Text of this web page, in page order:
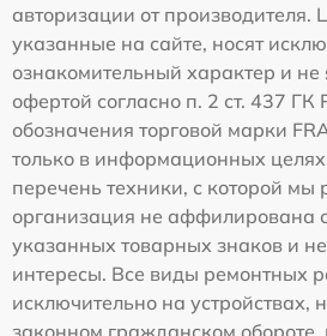
авторизации от производителя.
указанные на сайте, носят
ознакомительный характер и не
офертой согласно п. 2 ст. 437
обозначения торговой марки
только в информационных
перечень техники, с которой
организация не аффилирована
указанных товарных знаков и
интересы. Все виды ремонтных
исключительно на устройствах,
законном гражданском обороте,